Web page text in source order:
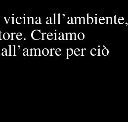
all’ambiente,
Creiamo
per ciò